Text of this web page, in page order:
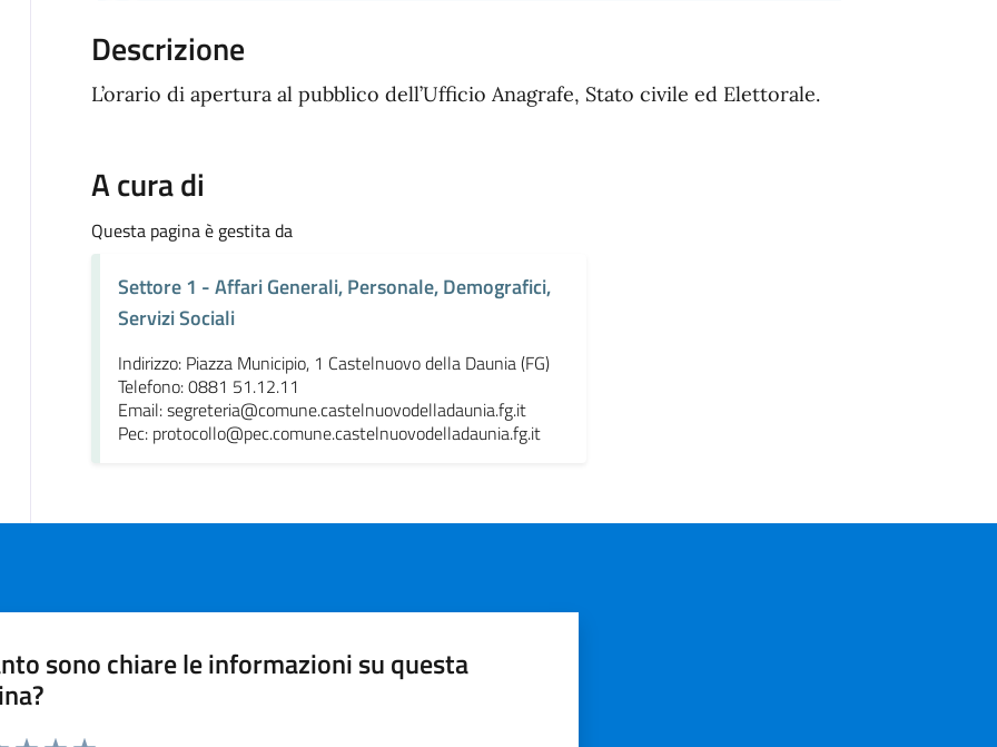
Descrizione
L’orario di apertura al pubblico dell’Ufficio Anagrafe, Stato civile ed Elettorale.
A cura di
Questa pagina è gestita da
Settore 1 - Affari Generali, Personale, Demografici,
Servizi Sociali
Indirizzo: Piazza Municipio, 1 Castelnuovo della Daunia (FG)
Telefono: 0881 51.12.11
Email: segreteria@comune.castelnuovodelladaunia.fg.it
Pec: protocollo@pec.comune.castelnuovodelladaunia.fg.it
sono chiare le informazioni su questa
1 a 5 stelle la pagina